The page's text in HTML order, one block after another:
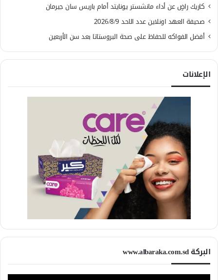
كاريك راضٍ عن أداء مانشستر يونايتد أمام باريس سان جيرمان
صحيفة العهد اونلاين عدد الاحد 2026/8/9
أفضل الفواكه للحفاظ على صحة البروستاتا بعد سن الأربعين
الإعلانات
البركة www.albaraka.com.sd